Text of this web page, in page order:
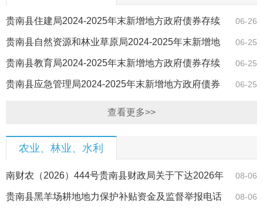
06-26
贵南县住建局2024-2025年末新增地方政府债券存续
期内信息公开 06-25
贵南县自然资源和林业草原局2024-2025年末新增地
方政府债券存… 06-25
贵南县教育局2024-2025年末新增地方政府债券存续
期内信息公开 06-25
贵南县应急管理局2024-2025年末新增地方政府债券
查看更多>>
农业、林业、水利
08-06
南财农（2026）444号贵南县财政局关于下达2026年
州级财政衔接… 08-06
贵南县黑羊场耕地地力保护补贴资金及监督举报电话